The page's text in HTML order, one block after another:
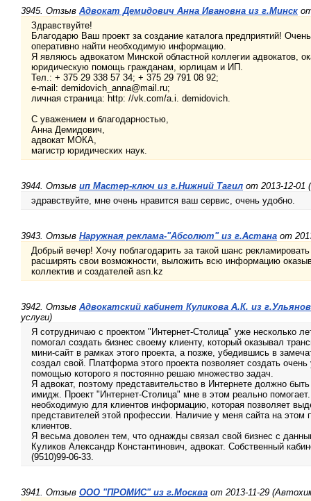
3945. Отзыв Адвокат Демидович Анна Ивановна из г.Минск
Здравствуйте!
Благодарю Ваш проект за создание каталога предприятий!
оперативно найти необходимую информацию.
Я являюсь адвокатом Минской областной коллегии адвокатов,
юридическую помощь гражданам, юрлицам и ИП.
Тел.: + 375 29 338 57 34; + 375 29 791 08 92;
e-mail: demidovich_anna@mail.ru;
личная страница: http: //vk.com/a.i. demidovich.
С уважением и благодарностью,
Анна Демидович,
адвокат МОКА,
магистр юридических наук.
3944. Отзыв ип Мастер-ключ из г.Нижний Тагил от 2013-12-01
эдравствуйте, мне очень нравится ваш сервис, очень удобно.
3943. Отзыв Наружная реклама-"Абсолют" из г.Астана от
Добрый вечер! Хочу поблагодарить за такой шанс
расширять свои возможности, выложить всю информацию
коллектив и создателей asn.kz
3942. Отзыв Адвокатский кабинет Куликова А.К. из
услуги)
Я сотрудничаю с проектом "Интернет-Столица" уже несколько
помогал создать бизнес своему клиенту, который оказывал
мини-сайт в рамках этого проекта, а позже, убедившись в
создал свой. Платформа этого проекта позволяет создать
помощью которого я постоянно решаю множество задач.
Я адвокат, поэтому представительство в Интернете должно
имидж. Проект "Интернет-Столица" мне в этом реально
необходимую для клиентов информацию, которая позволяет
представителей этой профессии. Наличие у меня сайта на этом
клиентов.
Я весьма доволен тем, что однажды связал свой бизнес с
Куликов Александр Константинович, адвокат. Собственный
(9510)99-06-33.
3941. Отзыв ООО "ПРОМИС" из г.Москва от 2013-11-29